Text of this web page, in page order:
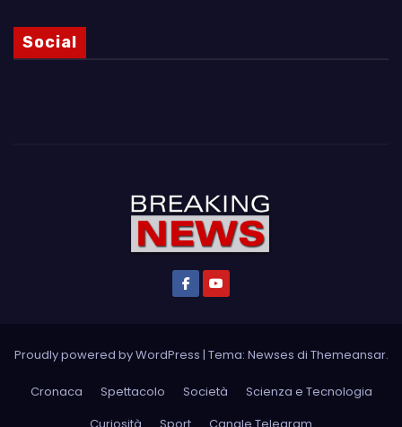
Social
Proudly powered by WordPress | Tema: Newses di Themeansar.
Cronaca Spettacolo Società
Scienza e Tecnologia